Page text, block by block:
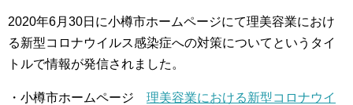
2020年6月30日に小樽市ホームページにて理美容業におけ
る新型コロナウイルス感染症への対策についてというタイ
トルで情報が発信されました。
・小樽市ホームページ 理美容業における新型コロナウイ